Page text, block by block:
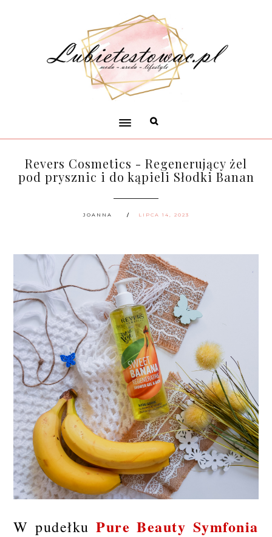
Revers Cosmetics - Regenerujący żel
pod prysznic i do kąpieli Słodki Banan
JOANNA LIPCA 14, 2023
W pudełku Pure Beauty Symfonia